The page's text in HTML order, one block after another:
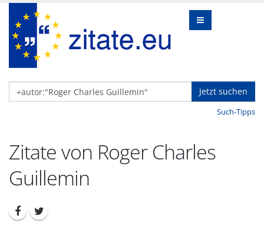
Jetzt suchen
Such-Tipps
Zitate von Roger Charles
Guillemin